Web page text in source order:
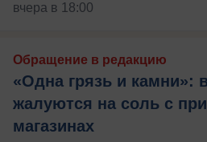
вчера в 18:00
Обращение в редакцию
«Одна грязь и камни»:
жалуются на соль с
магазинах